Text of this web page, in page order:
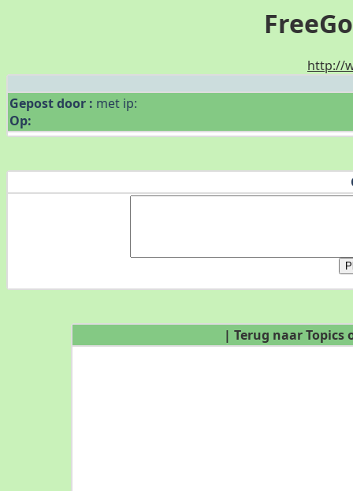
http://
Gepost door : met ip:
Op:
| Terug naar Topics